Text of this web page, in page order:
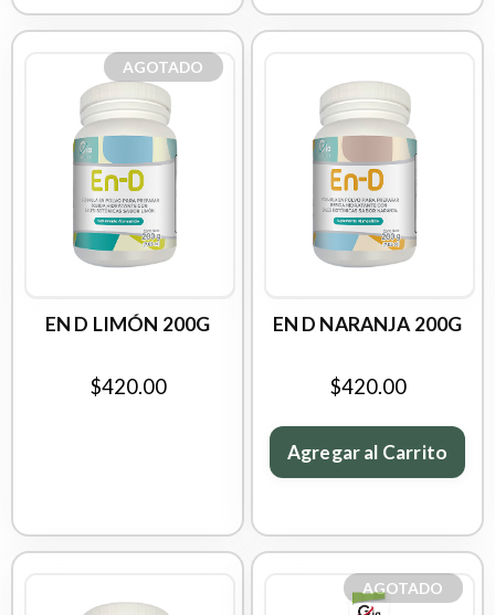
AGOTADO
EN D LIMÓN 200G
$420.00
EN D NARANJA 200G
$420.00
Agregar al Carrito
AGOTADO